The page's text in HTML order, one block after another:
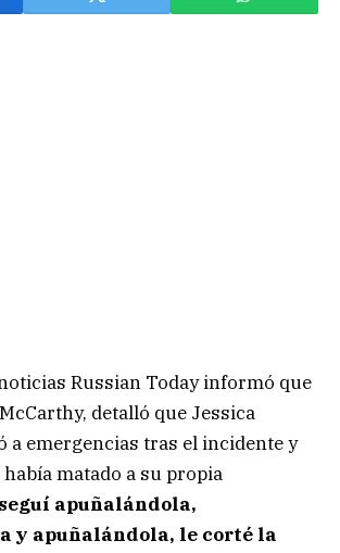
Russian Today informó que
detalló que Jessica
a emergencias tras el incidente y
matado a su propia
apuñalándola,
y apuñalándola, le corté la